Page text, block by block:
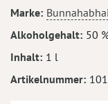
springen
Mehr
Informationen
Marke
Alkoholgehalt 50
Inhalt 1 l
Artikelnummer